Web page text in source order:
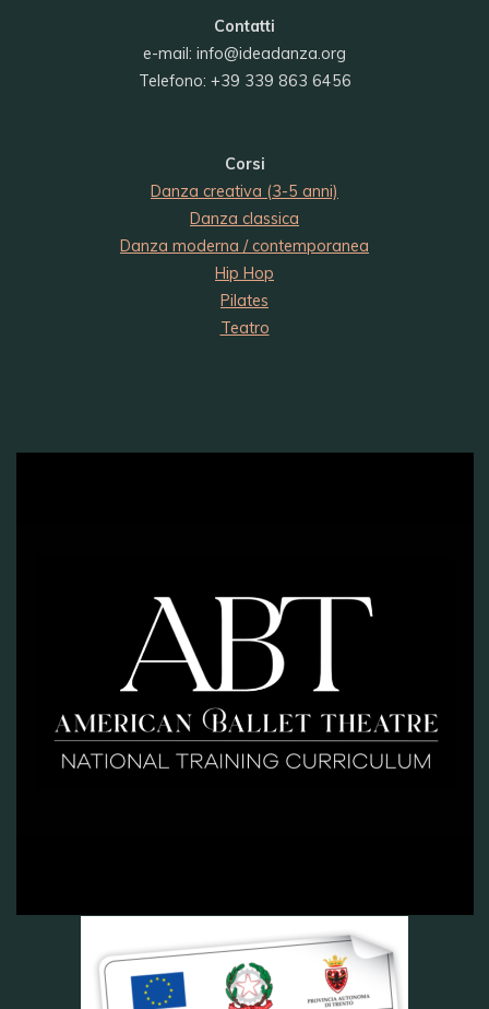
Contatti
e-mail: info@ideadanza.org
Telefono: +39 339 863 6456
Corsi
Danza creativa (3-5 anni)
Danza classica
Danza moderna / contemporanea
Hip Hop
Pilates
Teatro